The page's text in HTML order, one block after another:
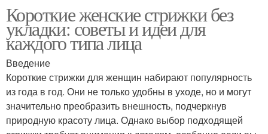
Короткие женские стрижки без
укладки: советы и идеи для
каждого типа лица
Введение
Короткие стрижки для женщин набирают популярность
из года в год. Они не только удобны в уходе, но и могут
значительно преобразить внешность, подчеркнув
природную красоту лица. Однако выбор подходящей